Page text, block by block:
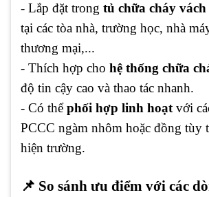
- Lắp đặt trong tủ chữa cháy
tại các tòa nhà, trường học, nhà
thương mại,...
- Thích hợp cho hệ thống chữa
độ tin cậy cao và thao tác nhanh.
- Có thểphối hợp linh hoạtvới
PCCC ngàm nhôm hoặc đồng tùy
hiện trường.
📌 So sánh ưu điểm với các